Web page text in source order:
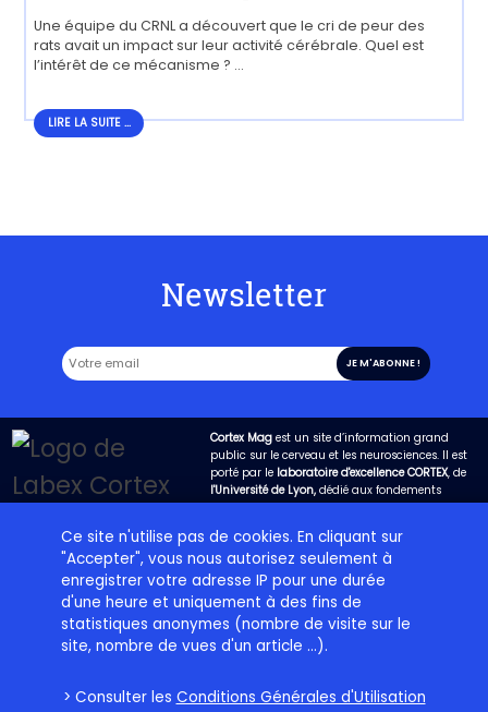
Ce site n'utilise pas de cookies. En cliquant sur
"Accepter", vous nous autorisez seulement à
enregistrer votre adresse IP pour une durée
d'une heure et uniquement à des fins de
statistiques anonymes (nombre de visite sur le
site, nombre de vues d'un article ...).
> Consulter les Conditions Générales d'Utilisation
Une équipe du CRNL a découvert que le cri de peur des
rats avait un impact sur leur activité cérébrale. Quel est
l’intérêt de ce mécanisme ? ...
LIRE LA SUITE ...
Newsletter
Cortex Magest un site d’information grand
public sur le cerveau et les neurosciences. Il est
porté par le laboratoire d'excellence CORTEX, de
l'Université de Lyon,dédié aux fondements
biologiques de la cognition. Son objectif est
les avancées de la science dans ce domaine et
de permettre qu’un dialogue fructueux s’engage
entre les chercheurs et la société.
Projet éditorial Labex Cortex Contact